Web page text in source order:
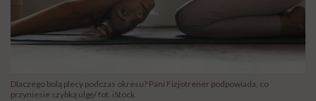
Dlaczego bolą plecy podczas okresu? Pani Fizjotrener podpowiada, co
przyniesie szybką ulgę/ fot. iStock